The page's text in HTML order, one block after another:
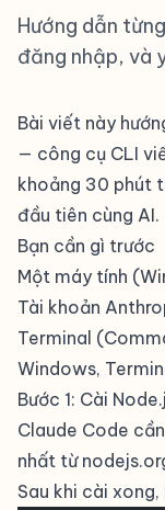
Hướng dẫn
đăng nhập, và
Bài viết này
— công cụ CLI
khoảng 30 phút
đầu tiên cùng AI.
Bạn cần gì trước
Một máy tính
Tài khoản
Terminal
Windows,
Bước 1: Cài
Claude Code
nhất từ
Sau khi cài